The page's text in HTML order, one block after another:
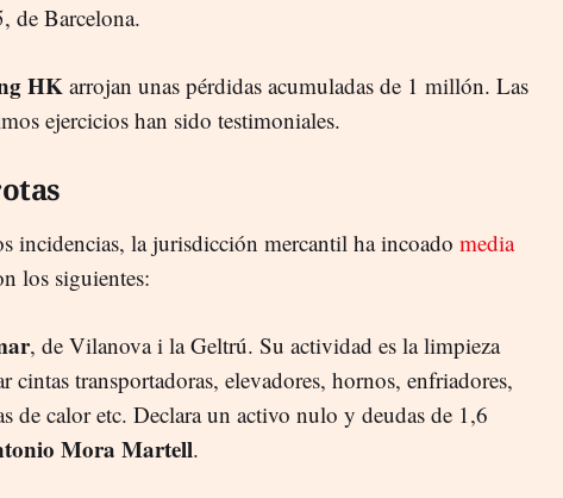
de Barcelona.
HK arrojan unas pérdidas acumuladas de 1 millón. Las
ejercicios han sido testimoniales.
incidencias, la jurisdicción mercantil ha incoado media
los siguientes:
, de Vilanova i la Geltrú. Su actividad es la limpieza
cintas transportadoras, elevadores, hornos, enfriadores,
de calor etc. Declara un activo nulo y deudas de 1,6
Mora Martell.